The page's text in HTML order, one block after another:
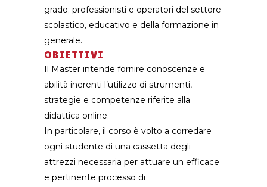
grado; professionisti e operatori del settore
scolastico, educativo e della formazione in
generale.
OBIETTIVI
Il Master intende fornire conoscenze e
abilità inerenti l’utilizzo di strumenti,
strategie e competenze riferite alla
didattica online.
In particolare, il corso è volto a corredare
ogni studente di una cassetta degli
attrezzi necessaria per attuare un efficace
e pertinente processo di